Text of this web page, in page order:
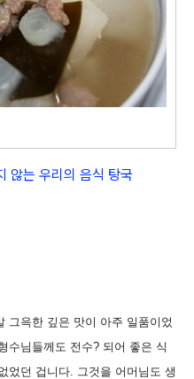
않는 우리의 음식 탕국
그윽한 깊은 맛이 아주 일품이었
수님들께도 전수? 되어 좋은 식
었던 겁니다. 그것을 어머님도 생